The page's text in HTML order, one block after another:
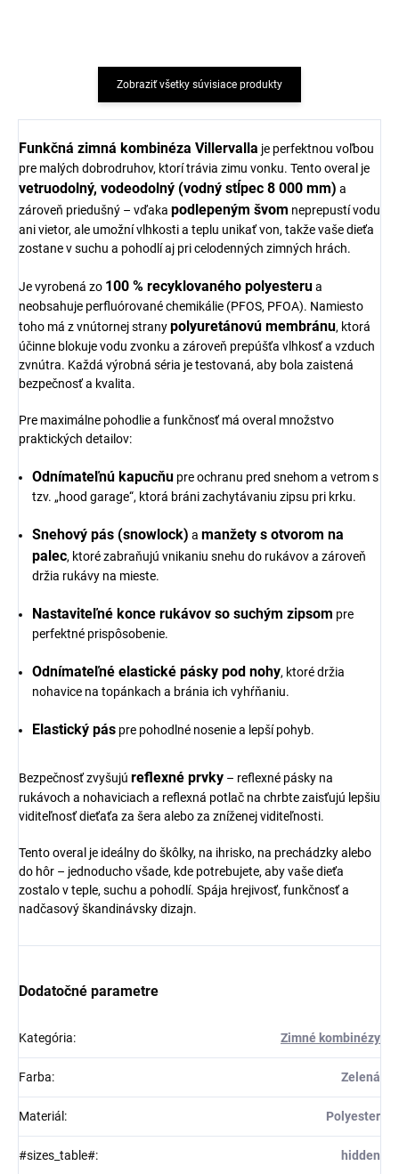
Zobraziť všetky súvisiace produkty
Funkčná zimná kombinéza Villervalla je perfektnou voľbou
pre malých dobrodruhov, ktorí trávia zimu vonku. Tento overal je
vetruodolný, vodeodolný (vodný stĺpec 8 000 mm) a
zároveň priedušný – vďaka podlepeným švom neprepustí vodu
ani vietor, ale umožní vlhkosti a teplu unikať von, takže vaše dieťa
zostane v suchu a pohodlí aj pri celodenných zimných hrách.
Je vyrobená zo 100 % recyklovaného polyesterua
neobsahuje perfluórované chemikálie (PFOS, PFOA). Namiesto
toho má z vnútornej stranypolyuretánovú membránu, ktorá
účinne blokuje vodu zvonku a zároveň prepúšťa vlhkosť a vzduch
zvnútra. Každá výrobná séria je testovaná, aby bola zaistená
bezpečnosť a kvalita.
Pre maximálne pohodlie a funkčnosť má overal množstvo
praktických detailov:
Odnímateľnú kapucňu pre ochranu pred snehom a vetrom s
tzv. „hood garage“, ktorá bráni zachytávaniu zipsu pri krku.
Snehový pás (snowlock) a manžety s otvorom na
palec, ktoré zabraňujú vnikaniu snehu do rukávov a zároveň
držia rukávy na mieste.
Nastaviteľné konce rukávov so suchým zipsom pre
perfektné prispôsobenie.
Odnímateľné elastické pásky pod nohy, ktoré držia
nohavice na topánkach a bránia ich vyhŕňaniu.
Elastický pás pre pohodlné nosenie a lepší pohyb.
Bezpečnosť zvyšujú reflexné prvky – reflexné pásky na
rukávoch a nohaviciach a reflexná potlač na chrbte zaisťujú lepšiu
viditeľnosť dieťaťa za šera alebo za zníženej viditeľnosti.
Tento overal je ideálny do škôlky, na ihrisko, na prechádzky alebo
do hôr – jednoducho všade, kde potrebujete, aby vaše dieťa
zostalo v teple, suchu a pohodlí. Spája hrejivosť, funkčnosť a
nadčasový škandinávsky dizajn.
Dodatočné parametre
Kategória: Zimné kombinézy
Farba: Zelená
Materiál : Polyester
#sizes_table#: hidden